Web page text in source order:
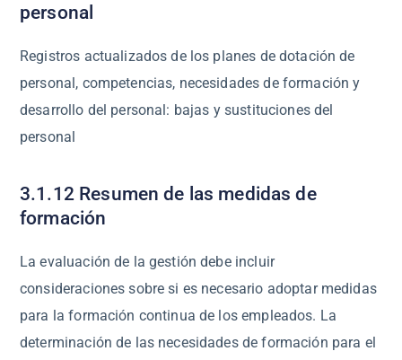
personal
Registros actualizados de los planes de dotación de
personal, competencias, necesidades de formación y
desarrollo del personal: bajas y sustituciones del
personal
3.1.12 Resumen de las medidas de
formación
La evaluación de la gestión debe incluir
consideraciones sobre si es necesario adoptar medidas
para la formación continua de los empleados. La
determinación de las necesidades de formación para el